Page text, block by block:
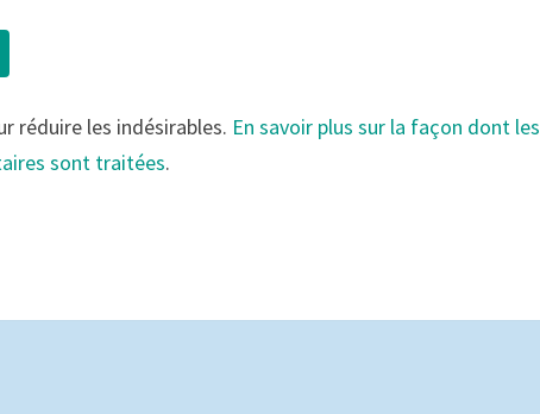
réduire les indésirables. En savoir plus sur la façon dont les
sont traitées.